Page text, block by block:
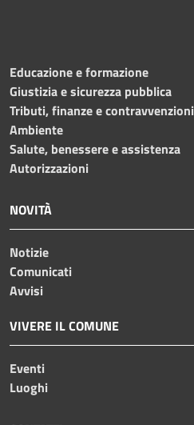
Educazione e formazione
Giustizia e sicurezza pubblica
Tributi, finanze e contravvenzioni
Ambiente
Salute, benessere e assistenza
Autorizzazioni
NOVITÀ
Notizie
Comunicati
Avvisi
VIVERE IL COMUNE
Eventi
Luoghi